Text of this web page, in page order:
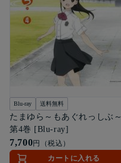
Blu-ray 送料無料
たまゆら～もあぐれっしぶ～
第4巻 [Blu-ray]
7,700円（税込）
カートに入れる